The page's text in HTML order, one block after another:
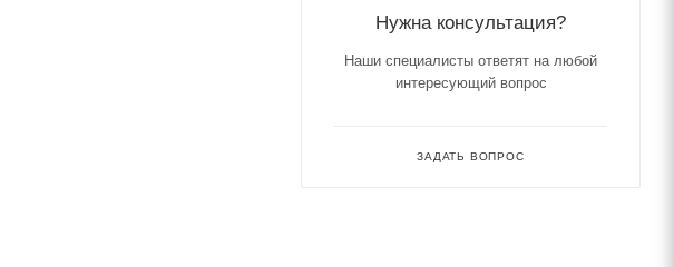
Нужна консультация?
Наши специалисты ответят на любой
интересующий вопрос
ЗАДАТЬ ВОПРОС